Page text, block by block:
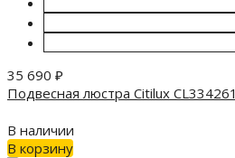
35 690 ₽
Подвесная люстра Citilux CL334261
В наличии
В корзину